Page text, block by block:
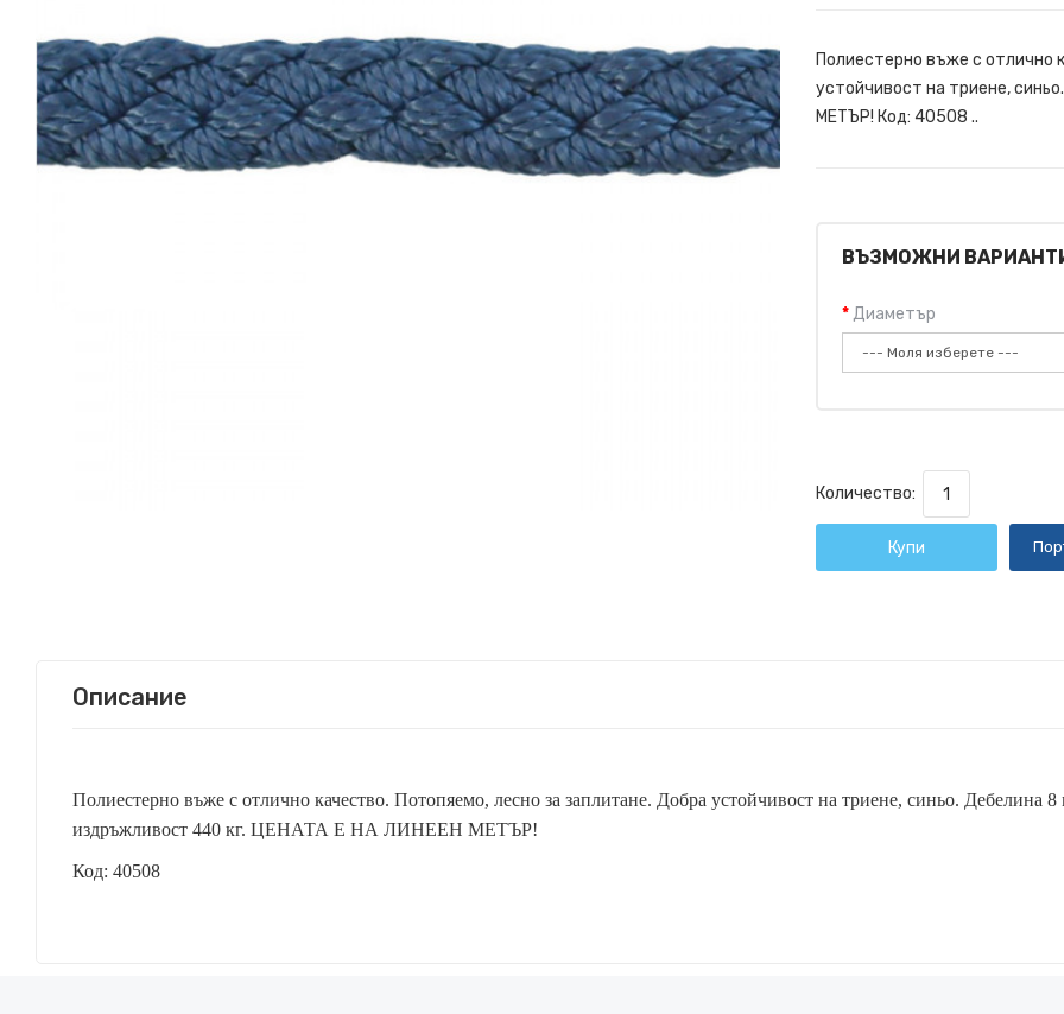
Полиестерно въже с отлично
устойчивост на триене,
МЕТЪР! Код: 40508 ..
ВЪЗМОЖНИ
Диаметър
Количество:
Купи
Описание
Полиестерно въже с отлично качество. Потопяемо, лесно за заплитане. Добра устойчивост на триене, синьо. Дебелина 8
издръжливост 440 кг. ЦЕНАТА Е НА ЛИНЕЕН МЕТЪР!
Код: 40508